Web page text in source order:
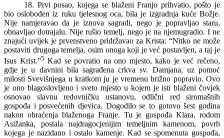
18. Prvi posao, kojega se blaženi Franjo prihvatio, pošto je
bio oslobođen iz ruku tjelesnog oca, bila je izgradnja kuće Božje.
Nije namjeravao da je iznova sagradi, nego je popravljao staru,
obnavljao dotrajalu. Nije rušio temelj, nego je na njemugradio. I ne
znajući uvijek je prvenstveno pridržavao za Krista: “Nitko ne može
postaviti drugoga temelja, osim onoga koji je već postavljen, a taj je
Isus Krist.”5 Kad se povratio na ono mjesto, kako je već rečeno,
gdje je u davnini bila sagrađena crkva sv. Damjana, uz pomoć
milosti Svevišnjega u kratkom ju je vremenu brižno popravio. Ovo
je ono blagoslovljeno i sveto mjesto u kojem je isti blaženi čovjek
osnovao slavnu redovničku ustanovu, odlični red siromašnih
gospođa i posvećenih djevica. Dogodilo se to gotovo šest godina
nakon obraćenja blaženoga Franje. Tu je gospođa Klara, rodom
Asižanka, postala najdragocjenijim temeljnim kamenom, povrh
kojega je nazidano i ostalo kamenje. Kad se spomenuta gospođa,